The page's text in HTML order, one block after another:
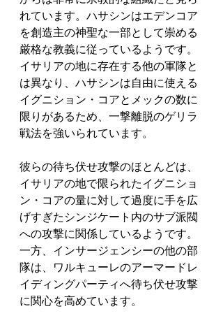
れています。ハサシンはエデンコア
を創造主の神聖な一部として崇める
厳格な教義に従っているようです。
イサリアの地に存在する他の軍隊と
は異なり、ハサシンは自由に使える
イグニション・コアとメックの数に
限りがあるため、一撃離脱のゲリラ
戦法を強いられています。
彼らの待ち伏せ攻撃のほとんどは、
イサリアの地で限られたイグニショ
ン・コアの量に対して過度に手を広
げすぎたシンジケート内のサブ派閥
への攻撃に関係しているようです。
一方、インサージェンシーの他の部
隊は、ワルキューレのアーマードレ
イディングパーティへ待ち伏せ攻撃
に関心を高めています。